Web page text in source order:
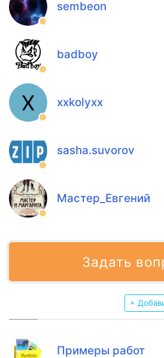
sembeon
badboy
X xxkolyxx
sasha.suvorov
Мастер_Евгений
Задать
+
Примеры работ